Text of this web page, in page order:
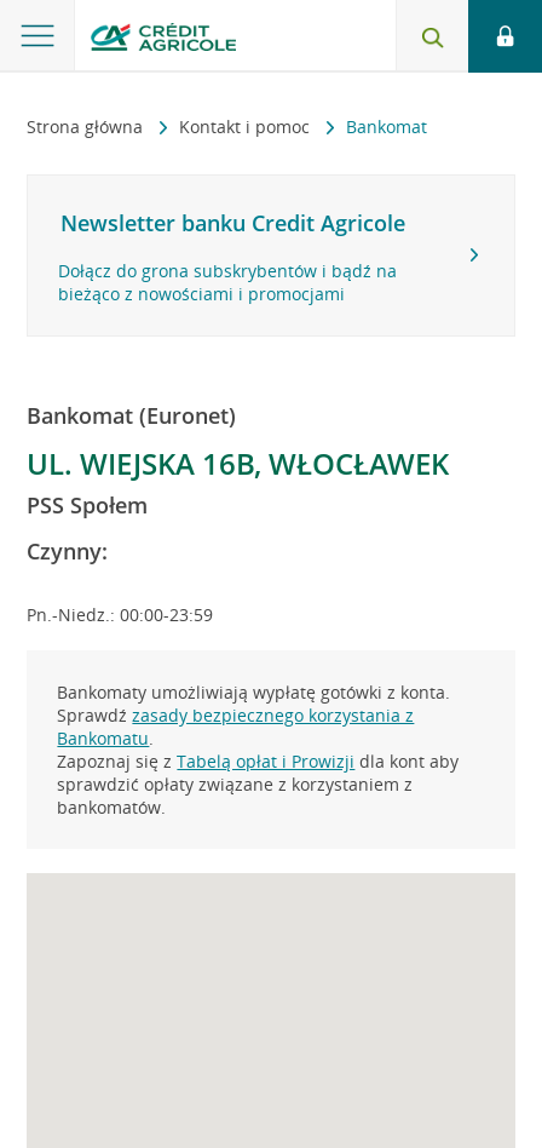
Strona główna Kontakt i pomoc Bankomat
Newsletter banku Credit Agricole
Dołącz do grona subskrybentów i bądź na
bieżąco z nowościami i promocjami
Bankomat (Euronet)
UL. WIEJSKA 16B, WŁOCŁAWEK
PSS Społem
Czynny:
Pn.-Niedz.: 00:00-23:59
Bankomaty umożliwiają wypłatę gotówki z konta.
Sprawdźzasady bezpiecznego korzystania z
Bankomatu.
Zapoznaj się zTabelą opłat i Prowizji dla kont aby
sprawdzić opłaty związane z korzystaniem z
bankomatów.